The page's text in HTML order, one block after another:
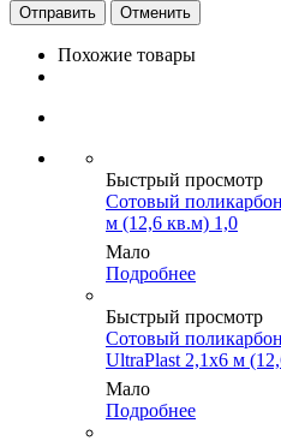
Отменить
Похожие товары
Быстрый просмотр
Сотовый
м (12,6 кв.м) 1,0
Мало
Подробнее
Быстрый просмотр
Сотовый
UltraPlast 2,1х6 м
Мало
Подробнее